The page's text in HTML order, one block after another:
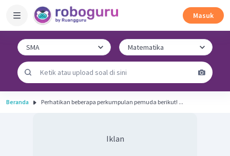
Masuk
Beranda Perhatikan beberapa perkumpulan pemuda berikut! ...
Iklan